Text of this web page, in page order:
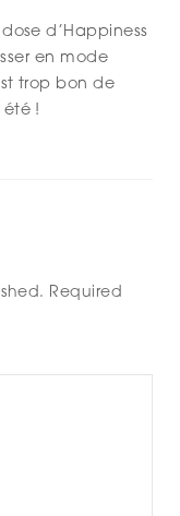
d’Happiness
en mode
trop bon de
!
Required